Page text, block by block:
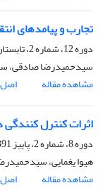
تجارب و پیامدهای
دوره 12، شماره 2، تابستان 1395، صفحه
سیدحمیدرضا صادقی،
مشاهده مقاله
اصل
اثرات کنترل
دوره 8، شماره 2، پاییز 1391، صفحه
هیوا یغمایی،
مشاهده مقاله
اصل